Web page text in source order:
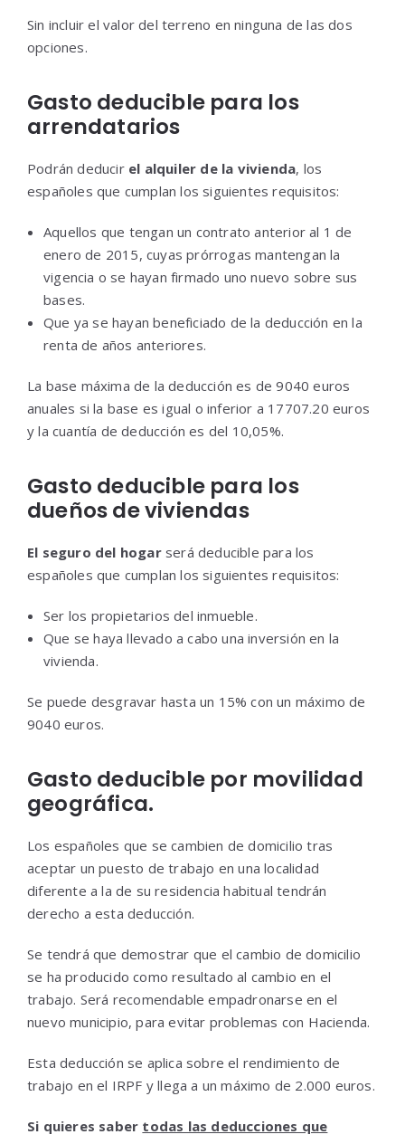
Sin incluir el valor del terreno en ninguna de las dos
opciones.
Gasto deducible para los
arrendatarios
Podrán deducir el alquiler de la vivienda, los
españoles que cumplan los siguientes requisitos:
Aquellos que tengan un contrato anterior al 1 de
enero de 2015, cuyas prórrogas mantengan la
vigencia o se hayan firmado uno nuevo sobre sus
bases.
Que ya se hayan beneficiado de la deducción en la
renta de años anteriores.
La base máxima de la deducción es de 9040 euros
anuales si la base es igual o inferior a 17707.20 euros
y la cuantía de deducción es del 10,05%.
Gasto deducible para los
dueños de viviendas
El seguro del hogarserá deducible para los
españoles que cumplan los siguientes requisitos:
Ser los propietarios del inmueble.
Que se haya llevado a cabo una inversión en la
vivienda.
Se puede desgravar hasta un 15% con un máximo de
9040 euros.
Gasto deducible por movilidad
geográfica.
Los españoles que se cambien de domicilio tras
aceptar un puesto de trabajo en una localidad
diferente a la de su residencia habitual tendrán
derecho a esta deducción.
Se tendrá que demostrar que el cambio de domicilio
se ha producido como resultado al cambio en el
trabajo. Será recomendable empadronarse en el
nuevo municipio, para evitar problemas con Hacienda.
Esta deducción se aplica sobre el rendimiento de
trabajo en el IRPF y llega a un máximo de 2.000 euros.
Si quieres saber todas las deducciones que